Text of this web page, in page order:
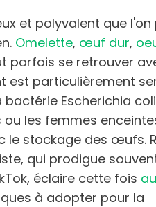
et polyvalent que l'on
Omelette, œuf dur,
parfois se retrouver
est particulièrement
Escherichia
les femmes
le stockage des œufs.
qui prodigue
éclaire cette fois
à adopter pour la